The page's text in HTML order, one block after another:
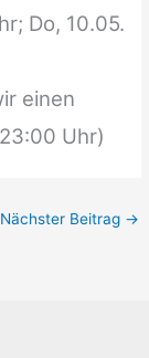
Do, 10.05.
einen
Uhr)
Nächster Beitrag →